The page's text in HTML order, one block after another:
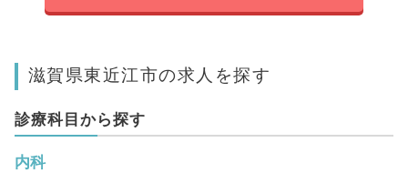
滋賀県東近江市の求人を探す
診療科目から探す
内科